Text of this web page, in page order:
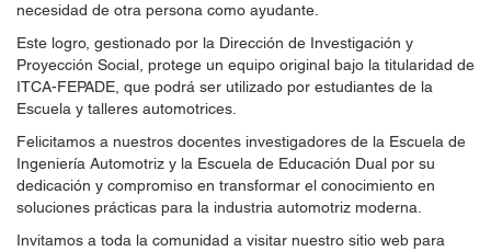
necesidad de otra persona como ayudante.
Este logro, gestionado por la Dirección de Investigación y
Proyección Social, protege un equipo original bajo la titularidad de
ITCA-FEPADE, que podrá ser utilizado por estudiantes de la
Escuela y talleres automotrices.
Felicitamos a nuestros docentes investigadores de la Escuela de
Ingeniería Automotriz y la Escuela de Educación Dual por su
dedicación y compromiso en transformar el conocimiento en
soluciones prácticas para la industria automotriz moderna.
Invitamos a toda la comunidad a visitar nuestro sitio web para